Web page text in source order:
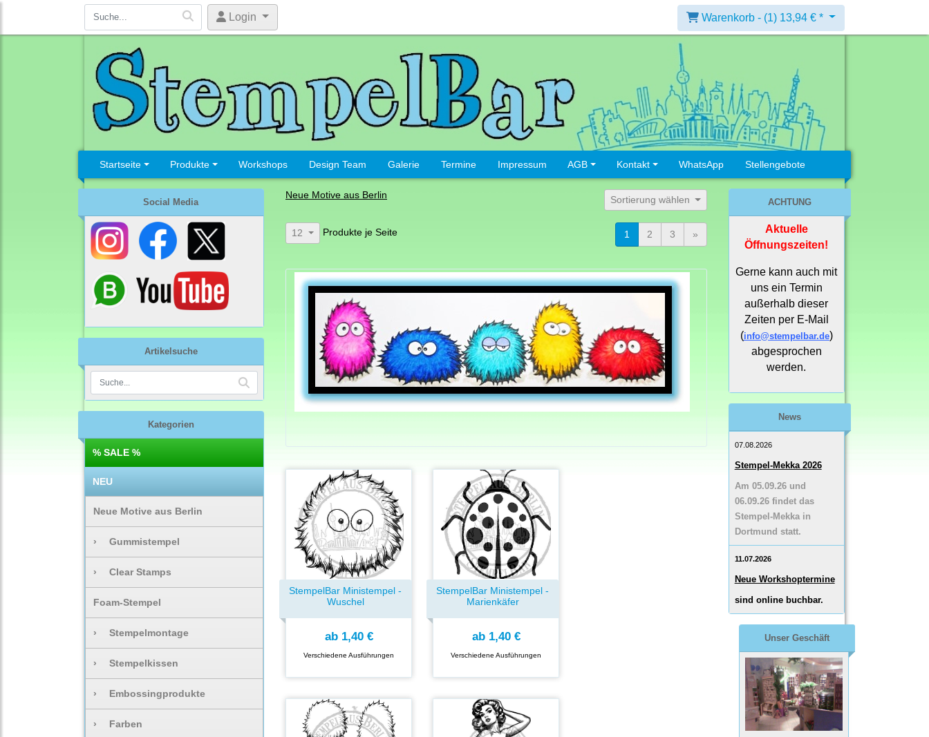
Login Warenkorb - (1) 13,94 € *
Startseite Produkte Workshops Design Team Galerie Termine Impressum AGB Kontakt WhatsApp Stellengebote
Social Media
Artikelsuche
Kategorien
% SALE %
NEU
Neue Motive aus Berlin
› Gummistempel
› Clear Stamps
Foam-Stempel
› Stempelmontage
› Stempelkissen
› Embossingprodukte
› Farben
Neue Motive aus Berlin Sortierung wählen
12 Produkte je Seite 1 2 3 »
StempelBar Ministempel -
Wuschel
ab1,40 €
Verschiedene Ausführungen
StempelBar Ministempel -
Marienkäfer
ab1,40 €
Verschiedene Ausführungen
ACHTUNG
Aktuelle
Öffnungszeiten!
Gerne kann auch mit
uns ein Termin
außerhalb dieser
Zeiten per E-Mail
(info@stempelbar.de)
abgesprochen
werden.
News
07.08.2026
Stempel-Mekka 2026
Am 05.09.26 und
06.09.26 findet das
Stempel-Mekka in
Dortmund statt.
11.07.2026
Neue Workshoptermine
sind online buchbar.
Unser Geschäft